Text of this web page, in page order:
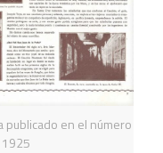
publicado en el número